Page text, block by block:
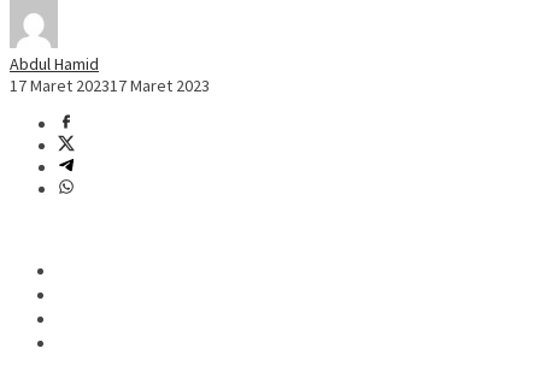
Abdul Hamid
17 Maret 202317 Maret 2023